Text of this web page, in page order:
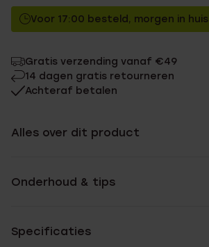
Voor 17:00 besteld, morgen in huis
Gratis verzending vanaf €49
14 dagen gratis retourneren
Achteraf betalen
Alles over dit product
Onderhoud & tips
Specificaties